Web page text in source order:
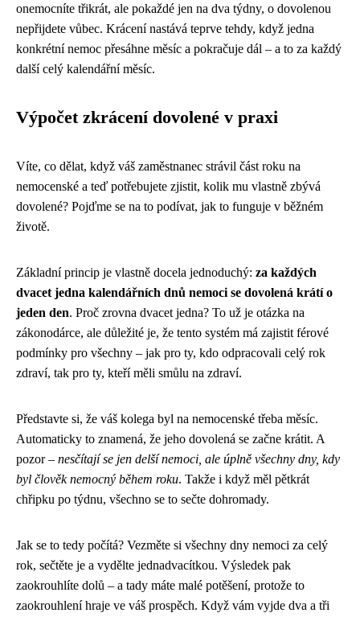
onemocníte třikrát, ale pokaždé jen na dva týdny, o dovolenou
nepřijdete vůbec. Krácení nastává teprve tehdy, když jedna
konkrétní nemoc přesáhne měsíc a pokračuje dál – a to za každý
další celý kalendářní měsíc.
Výpočet zkrácení dovolené v praxi
Víte, co dělat, když váš zaměstnanec strávil část roku na
nemocenské a teď potřebujete zjistit, kolik mu vlastně zbývá
dovolené? Pojďme se na to podívat, jak to funguje v běžném
životě.
Základní princip je vlastně docela jednoduchý: za každých
dvacet jedna kalendářních dnů nemoci se dovolená krátí o
jeden den. Proč zrovna dvacet jedna? To už je otázka na
zákonodárce, ale důležité je, že tento systém má zajistit férové
podmínky pro všechny – jak pro ty, kdo odpracovali celý rok
zdraví, tak pro ty, kteří měli smůlu na zdraví.
Představte si, že váš kolega byl na nemocenské třeba měsíc.
Automaticky to znamená, že jeho dovolená se začne krátit. A
pozor – nesčítají se jen delší nemoci, ale úplně všechny dny, kdy
byl člověk nemocný během roku. Takže i když měl pětkrát
chřipku po týdnu, všechno se to sečte dohromady.
Jak se to tedy počítá? Vezměte si všechny dny nemoci za celý
rok, sečtěte je a vydělte jednadvacítkou. Výsledek pak
zaokrouhlíte dolů – a tady máte malé potěšení, protože to
zaokrouhlení hraje ve váš prospěch. Když vám vyjde dva a tři